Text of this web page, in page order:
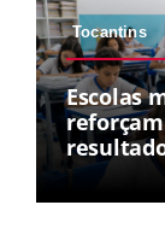
Tocantins
Escolas